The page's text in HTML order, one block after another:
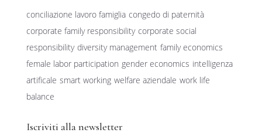
conciliazione lavoro famiglia congedo di paternità
corporate family responsibility corporate social
responsibility diversity management family economics
female labor participation gender economics intelligenza
artificale smart working welfare aziendale work life
balance
Iscriviti alla newsletter